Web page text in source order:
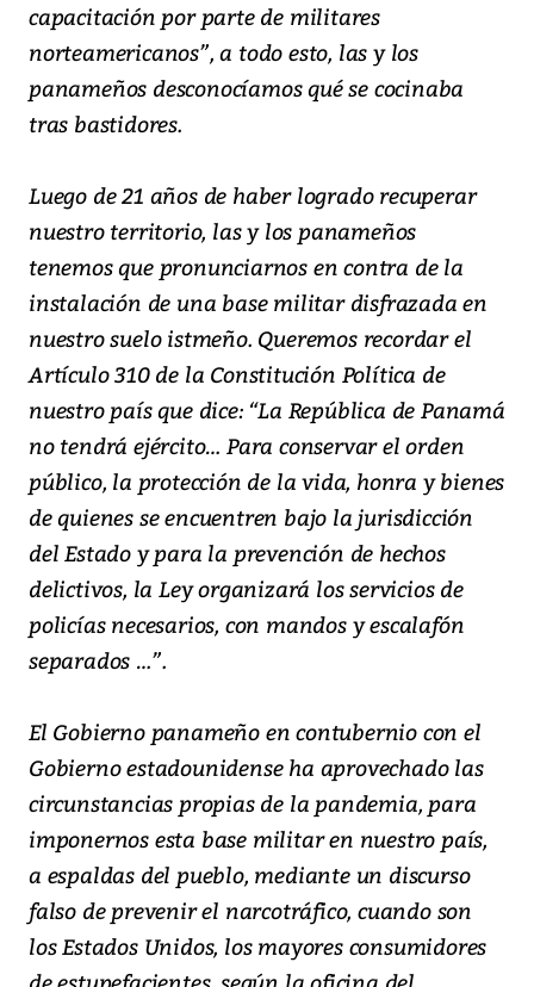
capacitación por parte de militares
norteamericanos”, a todo esto, las y los
panameños desconocíamos qué se cocinaba
tras bastidores.
Luego de 21 años de haber logrado recuperar
nuestro territorio, las y los panameños
tenemos que pronunciarnos en contra de la
instalación de una base militar disfrazada en
nuestro suelo istmeño. Queremos recordar el
Artículo 310 de la Constitución Política de
nuestro país que dice: “La República de Panamá
no tendrá ejército… Para conservar el orden
público, la protección de la vida, honra y bienes
de quienes se encuentren bajo la jurisdicción
del Estado y para la prevención de hechos
delictivos, la Ley organizará los servicios de
policías necesarios, con mandos y escalafón
separados …”.
El Gobierno panameño en contubernio con el
Gobierno estadounidense ha aprovechado las
circunstancias propias de la pandemia, para
imponernos esta base militar en nuestro país,
a espaldas del pueblo, mediante un discurso
falso de prevenir el narcotráfico, cuando son
los Estados Unidos, los mayores consumidores